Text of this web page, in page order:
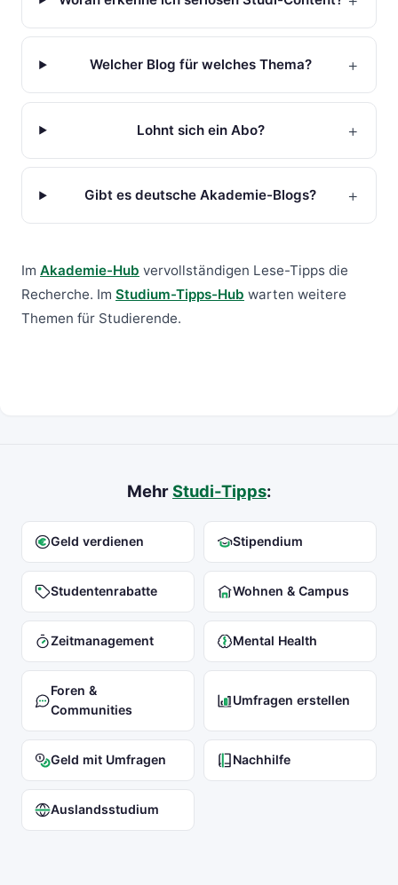
Welcher Blog für welches Thema? +
Lohnt sich ein Abo? +
Gibt es deutsche Akademie-Blogs? +
Im Akademie-Hub vervollständigen Lese-Tipps die
Recherche. Im Studium-Tipps-Hub warten weitere
Themen für Studierende.
MehrStudi-Tipps:
Geld verdienen Stipendium
Studentenrabatte Wohnen & Campus
Zeitmanagement Mental Health
Foren &
Communities
Umfragen erstellen
Geld mit Umfragen Nachhilfe
Auslandsstudium